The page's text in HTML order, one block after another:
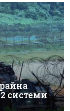
системи